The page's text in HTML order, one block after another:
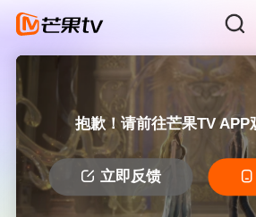
抱歉！请前往芒果TV APP
立即反馈